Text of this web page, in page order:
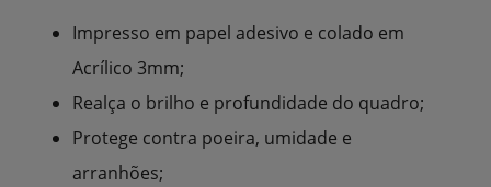
Impresso em papel adesivo e colado em
Acrílico 3mm;
Realça o brilho e profundidade do quadro;
Protege contra poeira, umidade e
arranhões;